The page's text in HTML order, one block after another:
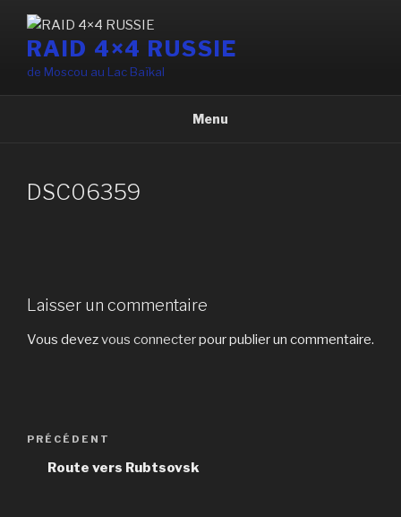
contenu
principal
RAID 4×4 RUSSIE
de Moscou au Lac Baïkal
Menu
DSC06359
Laisser un commentaire
Vous devezvous connecterpour publier un commentaire.
Navigation
l’article
Article
précédent
PRÉCÉDENT
Route vers Rubtsovsk